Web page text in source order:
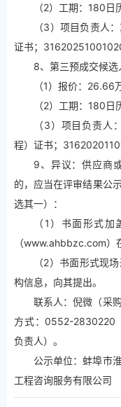
（2）工期：180日
（3）项目负责人
证书；
8、第三预成交候
（1）报价：26.66
（2）工期：180日
（3）项目负责人
程）证书；
9、异议：供应商
的，应当在评审结果公
选其一）：
（1）书面形式
（www.ahbbzc.com）
（2）书面形式现
构信息，向其提出。
联系人：倪微（采
方式：0552-2830220
负责人）。
公示单位：蚌埠市
工程咨询服务有限公司